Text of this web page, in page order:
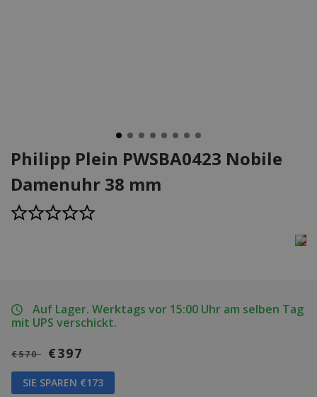
Philipp Plein PWSBA0423 Nobile
Damenuhr 38 mm
Auf Lager. Werktags vor 15:00 Uhr am selben Tag
mit UPS verschickt.
€570 €397
SIE SPAREN €173